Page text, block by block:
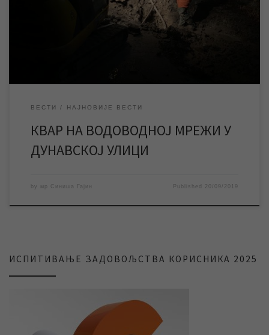
одмах након пријаве квара изашле на терен и уз употребу
механизације отпочеле радове на његовој санацији. ЈКП
„Водовод и канализација“ Зрењанин се захваљује
ВЕСТИ НАЈНОВИЈЕ ВЕСТИ
КВАР НА ВОДОВОДНОЈ МРЕЖИ У
ДУНАВСКОЈ УЛИЦИ
by мр Синиша Гајин Published 20/09/2019
ИСПИТИВАЊЕ ЗАДОВОЉСТВА КОРИСНИКА 2025